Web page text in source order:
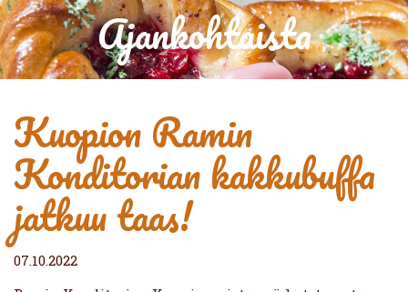
Ajankohtaista
Kuopion Ramin
Konditorian kakkubuffa
jatkuu taas!
07.10.2022